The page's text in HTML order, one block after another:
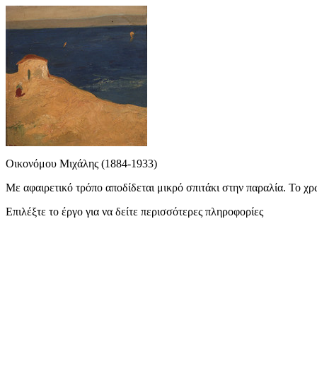
Οικονόμου Μιχάλης (1884-1933)
Με αφαιρετικό τρόπο αποδίδεται μικρό σπιτάκι στην παραλία. Το
Επιλέξτε το έργο για να δείτε περισσότερες πληροφορίες